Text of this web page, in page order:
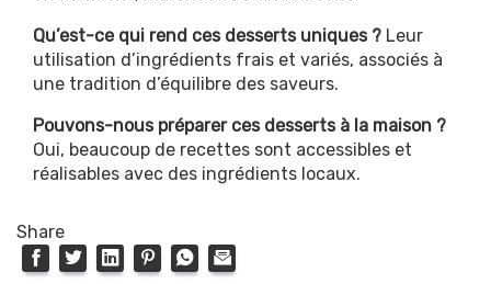
Qu’est-ce qui rend ces desserts uniques ? Leur
utilisation d’ingrédients frais et variés, associés à
une tradition d’équilibre des saveurs.
Pouvons-nous préparer ces desserts à la maison ?
Oui, beaucoup de recettes sont accessibles et
réalisables avec des ingrédients locaux.
Share